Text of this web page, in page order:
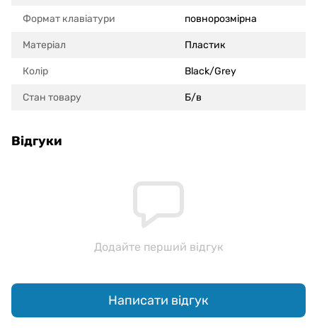
Формат клавіатури повнорозмірна
Матеріал Пластик
Колір Black/Grey
Стан товару Б/в
Відгуки
Додайте перший відгук
Написати відгук